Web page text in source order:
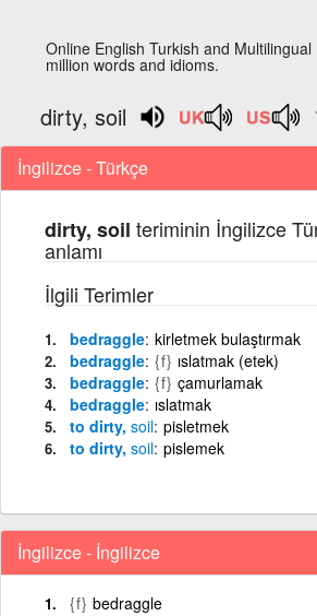
Online English Turkish and
million words and idioms.
dirty, soil
İngilizce - Türkçe
dirty, soil teriminin İngilizce
anlamı
İlgili Terimler
bedraggle kirletmek bulaştırmak
bedraggle {f} ıslatmak (etek)
bedraggle {f} çamurlamak
bedraggle ıslatmak
to dirty, soil pisletmek
to dirty, soil pislemek
İngilizce - İngilizce
{f} bedraggle